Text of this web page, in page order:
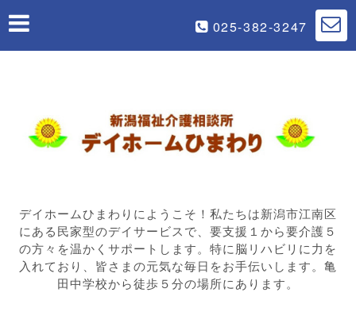
025-382-3247
デイホームひまわりにようこそ！私たちは新潟市江南区
にある民家型のデイサービスで、要支援１から要介護５
の方々を温かくサポートします。特に脳リハビリに力を
入れており、皆さまの元気な毎日をお手伝いします。亀
田中学校から徒歩５分の場所にあります。